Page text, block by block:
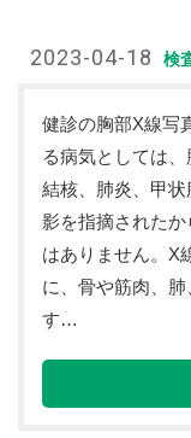
2023-04-18 検
健診の胸部X線写
る病気としては
結核、肺炎、甲
影を指摘された
はありません。X
に、骨や筋肉、
す…